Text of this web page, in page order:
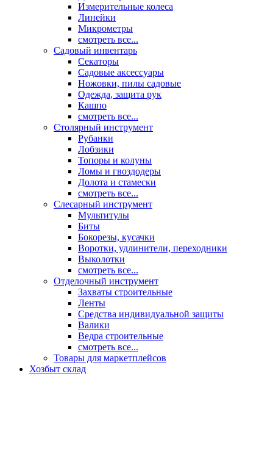
Измерительные колеса
Линейки
Микрометры
смотреть все...
Садовый инвентарь
Секаторы
Садовые аксессуары
Ножовки, пилы садовые
Одежда, защита рук
Кашпо
смотреть все...
Столярный инструмент
Рубанки
Лобзики
Топоры и колуны
Ломы и гвоздодеры
Долота и стамески
смотреть все...
Слесарный инструмент
Мультитулы
Биты
Бокорезы, кусачки
Воротки, удлинители, переходники
Выколотки
смотреть все...
Отделочный инструмент
Захваты строительные
Ленты
Средства индивидуальной защиты
Валики
Ведра строительные
смотреть все...
Товары для маркетплейсов
Хозбыт склад